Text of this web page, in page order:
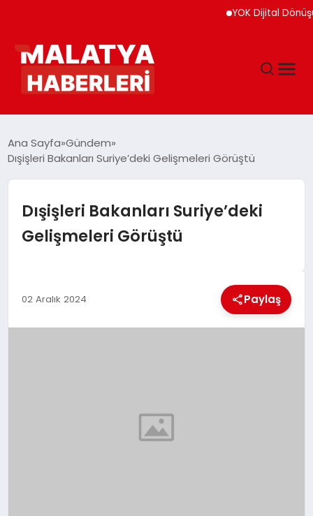
YOK Dijital Dönüşüm
DÜNYA
EKONOMI
Ana Sayfa Gündem
Dışişleri Bakanları Suriye’deki Gelişmeleri Görüştü
Dışişleri Bakanları Suriye’deki
Gelişmeleri Görüştü
02 Aralık 2024 Paylaş